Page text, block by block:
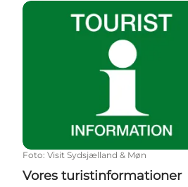
Vores turistinformationer
Foto: Visit Sydsjælland & Møn
Vores turistinformationer